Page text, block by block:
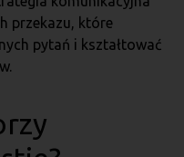
przekazu, które
pytań i kształtować